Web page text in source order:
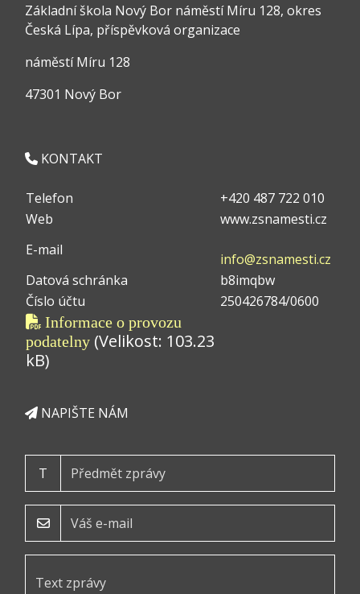
Základní škola Nový Bor náměstí Míru 128, okres
Česká Lípa, příspěvková organizace
náměstí Míru 128
47301 Nový Bor
KONTAKT
Telefon
+420 487 722 010
Web
www.zsnamesti.cz
E-mail
info@zsnamesti.cz
Datová schránka
b8imqbw
Číslo účtu
250426784/0600
Informace o provozu
podatelny (Velikost: 103.23
kB)
NAPIŠTE NÁM
T